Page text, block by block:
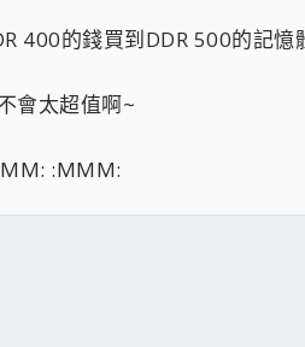
400的錢買到DDR 500的記
會太超值啊~
:MMM: